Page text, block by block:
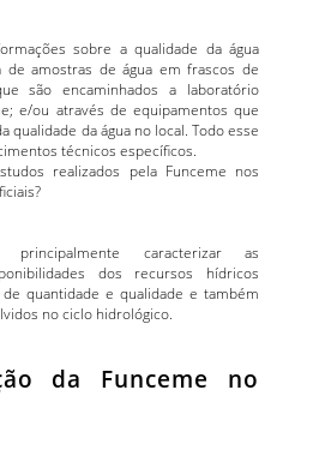
sobre a qualidade da água
amostras de água em frascos de
são encaminhados a laboratório
e/ou através de equipamentos que
qualidade da água no local. Todo esse
técnicos específicos.
realizados pela Funceme nos
caracterizar as
dos recursos hídricos
quantidade e qualidade e também
no ciclo hidrológico.
da Funceme no